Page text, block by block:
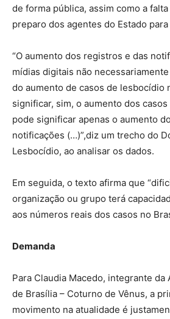
de forma pública, assim como a
preparo dos agentes do Estado
“O aumento dos registros e das
mídias digitais não
do aumento de casos de lesbocídio
significar, sim, o aumento dos
pode significar apenas o aumento
notificações (…)”,diz um trecho do
Lesbocídio, ao analisar os dados.
Em seguida, o texto afirma que
organização ou grupo terá
aos números reais dos casos no
Demanda
Para Claudia Macedo, integrante da
de Brasília – Coturno de Vênus, a
movimento na atualidade é